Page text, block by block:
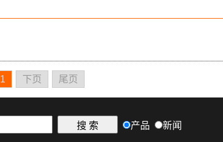
1 下页 尾页
产品 新闻